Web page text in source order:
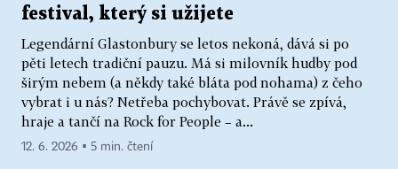
festival, který si užijete
Legendární Glastonbury se letos nekoná, dává si po
pěti letech tradiční pauzu. Má si milovník hudby pod
širým nebem (a někdy také bláta pod nohama) z čeho
vybrat i u nás? Netřeba pochybovat. Právě se zpívá,
hraje a tančí na Rock for People – a...
12. 6. 2026 ▪ 5 min. čtení